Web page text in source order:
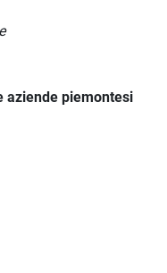
aziende piemontesi